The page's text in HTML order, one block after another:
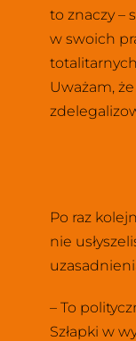
to znaczy –
w swoich
Uważam,
Po raz
nie
– To
Szłapki w